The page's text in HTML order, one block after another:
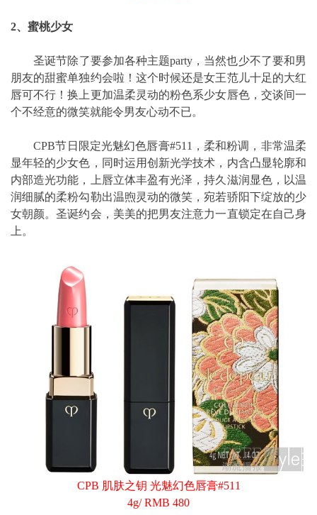
2、蜜桃少女
圣诞节除了要参加各种主题party，当然也少不了要和男
朋友的甜蜜单独约会啦！这个时候还是女王范儿十足的大红
唇可不行！换上更加温柔灵动的粉色系少女唇色，交谈间一
个不经意的微笑就能令男友心动不已。
CPB节日限定光魅幻色唇膏#511，柔和粉调，非常温柔
显年轻的少女色，同时运用创新光学技术，内含凸显轮廓和
内部造光功能，上唇立体丰盈有光泽，持久滋润显色，以温
润细腻的柔粉勾勒出温煦灵动的微笑，宛若骄阳下绽放的少
女朝颜。圣诞约会，美美的把男友注意力一直锁定在自己身
上。
CPB 肌肤之钥 光魅幻色唇膏#511
4g/ RMB 480